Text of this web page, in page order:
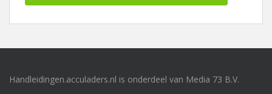
Handleidingen.acculaders.nl is onderdeel van Media 73 B.V.